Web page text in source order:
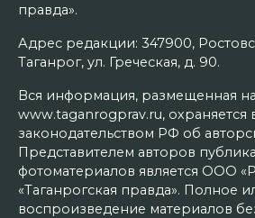
правда».
Адрес редакции: 347900,
Таганрог, ул. Греческая, д. 90.
Вся информация, размещенная
www.taganrogprav.ru, охраняется
законодательством РФ об
Представителем авторов
фотоматериалов является ООО
«Таганрогская правда». Полное
воспроизведение материалов